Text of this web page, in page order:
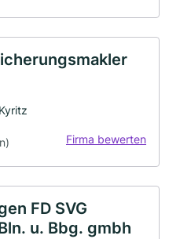
Firma bewerten
FD SVG
u. Bbg. gmbh